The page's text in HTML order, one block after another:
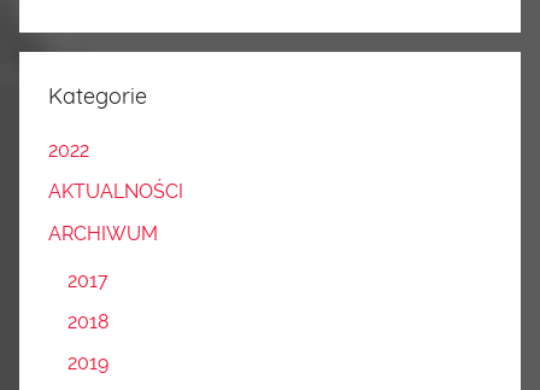
Kategorie
2022
AKTUALNOŚCI
ARCHIWUM
2017
2018
2019